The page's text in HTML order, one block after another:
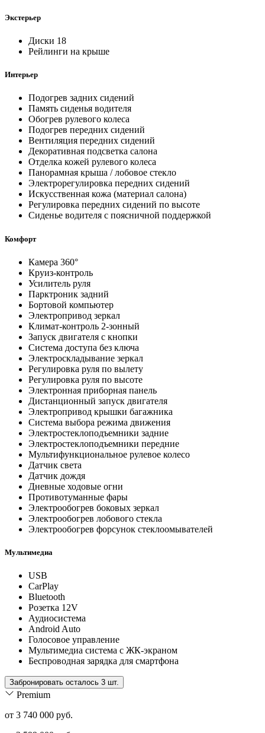
Экстерьер
Диски 18
Рейлинги на крыше
Интерьер
Подогрев задних сидений
Память сиденья водителя
Обогрев рулевого колеса
Подогрев передних сидений
Вентиляция передних сидений
Декоративная подсветка салона
Отделка кожей рулевого колеса
Панорамная крыша / лобовое стекло
Электрорегулировка передних сидений
Искусственная кожа (материал салона)
Регулировка передних сидений по высоте
Сиденье водителя с поясничной поддержкой
Комфорт
Камера 360°
Круиз-контроль
Усилитель руля
Парктроник задний
Бортовой компьютер
Электропривод зеркал
Климат-контроль 2-зонный
Запуск двигателя с кнопки
Система доступа без ключа
Электроскладывание зеркал
Регулировка руля по вылету
Регулировка руля по высоте
Электронная приборная панель
Дистанционный запуск двигателя
Электропривод крышки багажника
Система выбора режима движения
Электростеклоподъемники задние
Электростеклоподъемники передние
Мультифункциональное рулевое колесо
Датчик света
Датчик дождя
Дневные ходовые огни
Противотуманные фары
Электрообогрев боковых зеркал
Электрообогрев лобового стекла
Электрообогрев форсунок стеклоомывателей
Мультимедиа
USB
CarPlay
Bluetooth
Розетка 12V
Аудиосистема
Android Auto
Голосовое управление
Мультимедиа система с ЖК-экраном
Беспроводная зарядка для смартфона
Забронировать осталось 3 шт.
Premium
от 3 740 000 руб.